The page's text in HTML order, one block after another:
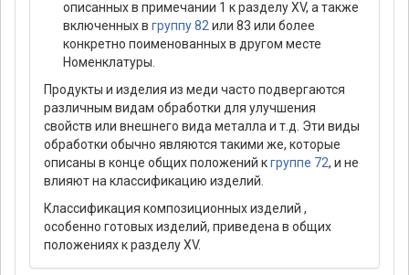
описанных в примечании 1 к разделу XV, а также
включенных в группу 82 или 83 или более
конкретно поименованных в другом месте
Номенклатуры.
Продукты и изделия из меди часто подвергаются
различным видам обработки для улучшения
свойств или внешнего вида металла и т.д. Эти виды
обработки обычно являются такими же, которые
описаны в конце общих положений кгруппе 72, и не
влияют на классификацию изделий.
Классификация композиционных изделий ,
особенно готовых изделий, приведена в общих
положениях к разделу XV.